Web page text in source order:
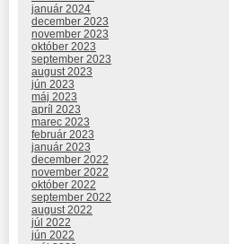
január 2024
december 2023
november 2023
október 2023
september 2023
august 2023
jún 2023
máj 2023
apríl 2023
marec 2023
február 2023
január 2023
december 2022
november 2022
október 2022
september 2022
august 2022
júl 2022
jún 2022